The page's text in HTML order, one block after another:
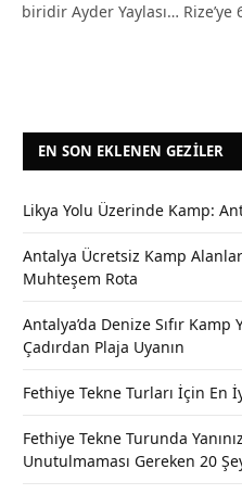
biridir Ayder Yaylası…
EN SON EKLENEN GEZILER
Likya Yolu Üzerinde Kamp:
Antalya Ücretsiz Kamp
Muhteşem Rota
Antalya’da Denize Sıfır Kamp
Çadırdan Plaja Uyanın
Fethiye Tekne Turları İçin En
Fethiye Tekne Turunda
Unutulmaması Gereken 20